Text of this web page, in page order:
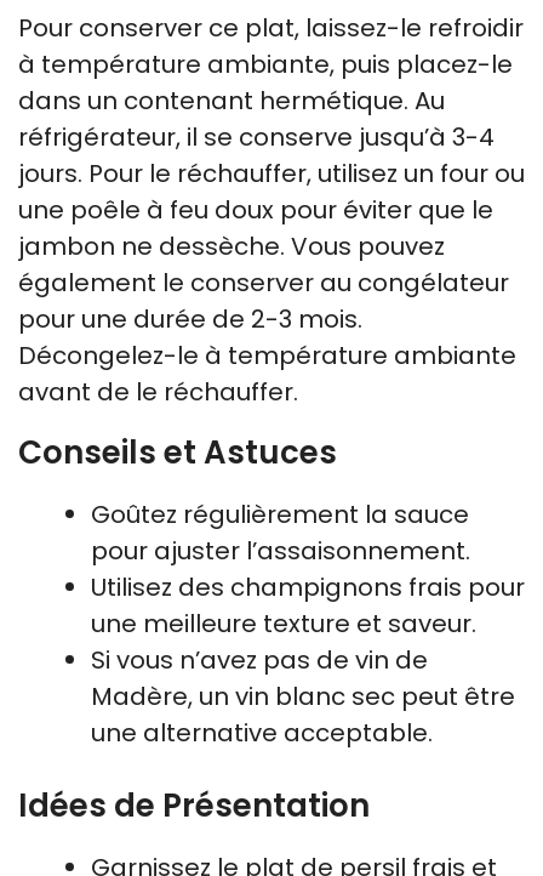
Pour conserver ce plat, laissez-le refroidir
à température ambiante, puis placez-le
dans un contenant hermétique. Au
réfrigérateur, il se conserve jusqu’à 3-4
jours. Pour le réchauffer, utilisez un four ou
une poêle à feu doux pour éviter que le
jambon ne dessèche. Vous pouvez
également le conserver au congélateur
pour une durée de 2-3 mois.
Décongelez-le à température ambiante
avant de le réchauffer.
Conseils et Astuces
Goûtez régulièrement la sauce
pour ajuster l’assaisonnement.
Utilisez des champignons frais pour
une meilleure texture et saveur.
Si vous n’avez pas de vin de
Madère, un vin blanc sec peut être
une alternative acceptable.
Idées de Présentation
Garnissez le plat de persil frais et